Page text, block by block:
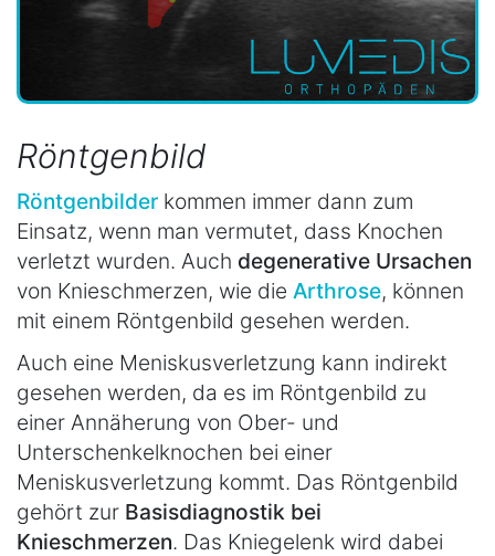
Röntgenbild
Röntgenbilder kommen immer dann zum
Einsatz, wenn man vermutet, dass Knochen
verletzt wurden. Auch degenerative Ursachen
von Knieschmerzen, wie die Arthrose, können
mit einem Röntgenbild gesehen werden.
Auch eine Meniskusverletzung kann indirekt
gesehen werden, da es im Röntgenbild zu
einer Annäherung von Ober- und
Unterschenkelknochen bei einer
Meniskusverletzung kommt. Das Röntgenbild
gehört zur Basisdiagnostik bei
Knieschmerzen. Das Kniegelenk wird dabei